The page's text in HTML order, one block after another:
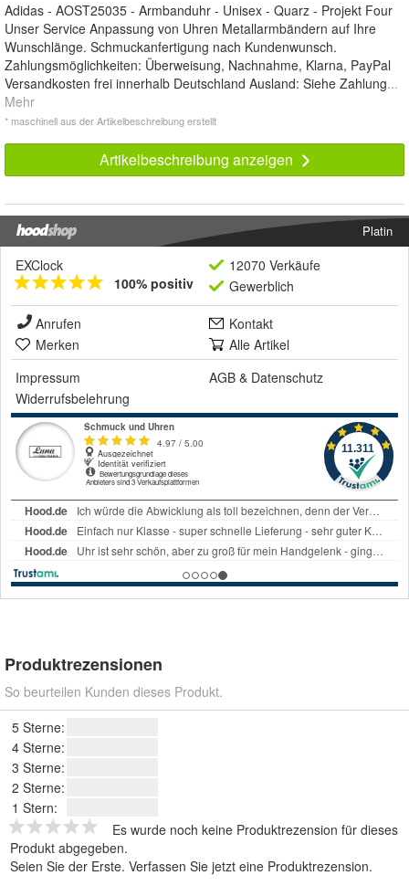
Adidas - AOST25035 - Armbanduhr - Unisex - Quarz - Projekt Four
Unser Service Anpassung von Uhren Metallarmbändern auf Ihre
Wunschlänge. Schmuckanfertigung nach Kundenwunsch.
Zahlungsmöglichkeiten: Überweisung, Nachnahme, Klarna, PayPal
Versandkosten frei innerhalb Deutschland Ausland: Siehe Zahlung...
Mehr
* maschinell aus der Artikelbeschreibung erstellt
Artikelbeschreibung anzeigen
Platin
EXClock
100% positiv
12070 Verkäufe
Gewerblich
Anrufen
Kontakt
Merken
Alle Artikel
Impressum
AGB & Datenschutz
Widerrufsbelehrung
Produktrezensionen
So beurteilen Kunden dieses Produkt.
5 Sterne:
4 Sterne:
3 Sterne:
2 Sterne:
1 Stern:
Es wurde noch keine Produktrezension für dieses
Produkt abgegeben.
Seien Sie der Erste. Verfassen Sie jetzt eine Produktrezension.